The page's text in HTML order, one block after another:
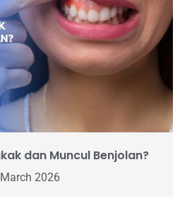
dan Muncul Benjolan?
2026